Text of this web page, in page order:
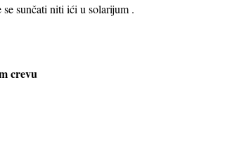
sunčati niti ići u solarijum .
crevu